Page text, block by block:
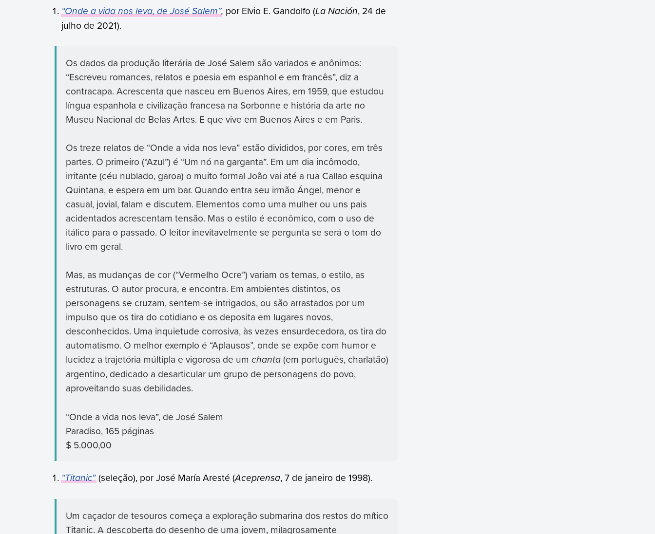
“Onde a vida nos leva, de José Salem”, por Elvio E. Gandolfo (La Nación, 24 de
julho de 2021).
Os dados da produção literária de José Salem são variados e anônimos:
“Escreveu romances, relatos e poesia em espanhol e em francês”, diz a
contracapa. Acrescenta que nasceu em Buenos Aires, em 1959, que estudou
língua espanhola e civilização francesa na Sorbonne e história da arte no
Museu Nacional de Belas Artes. E que vive em Buenos Aires e em Paris.
Os treze relatos de “Onde a vida nos leva” estão divididos, por cores, em três
partes. O primeiro (“Azul”) é “Um nó na garganta”. Em um dia incômodo,
irritante (céu nublado, garoa) o muito formal João vai até a rua Callao esquina
Quintana, e espera em um bar. Quando entra seu irmão Ángel, menor e
casual, jovial, falam e discutem. Elementos como uma mulher ou uns pais
acidentados acrescentam tensão. Mas o estilo é econômico, com o uso de
itálico para o passado. O leitor inevitavelmente se pergunta se será o tom do
livro em geral.
Mas, as mudanças de cor (“Vermelho Ocre”) variam os temas, o estilo, as
estruturas. O autor procura, e encontra. Em ambientes distintos, os
personagens se cruzam, sentem-se intrigados, ou são arrastados por um
impulso que os tira do cotidiano e os deposita em lugares novos,
desconhecidos. Uma inquietude corrosiva, às vezes ensurdecedora, os tira do
automatismo. O melhor exemplo é “Aplausos”, onde se expõe com humor e
lucidez a trajetória múltipla e vigorosa de umchanta(em português, charlatão)
argentino, dedicado a desarticular um grupo de personagens do povo,
aproveitando suas debilidades.
“Onde a vida nos leva”, de José Salem
Paradiso, 165 páginas
$ 5.000,00
“Titanic”(seleção), por José María Aresté (Aceprensa, 7 de janeiro de 1998).
Um caçador de tesouros começa a exploração submarina dos restos do mítico
Titanic. A descoberta do desenho de uma jovem, milagrosamente